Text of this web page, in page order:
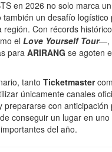
en 2026 no solo marca
también un desafío logístico
región. Con récords
el Love Yourself Tour—,
para ARIRANG se agoten
tanto Ticketmaster
únicamente canales
prepararse con
conseguir un lugar en
del año.